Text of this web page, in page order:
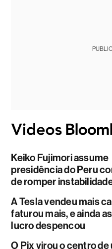
Keiko Fujimori assume
presidência do Peru
de romper
A Tesla vendeu mais
faturou mais, e ainda
lucro despencou
O Pix virou o centro de